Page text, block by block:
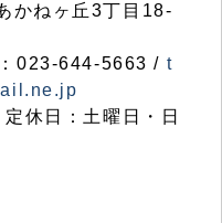
かねヶ丘3丁目18-
023-644-5663 / t
休日：土曜日・日